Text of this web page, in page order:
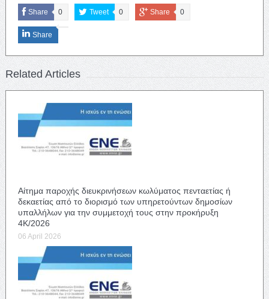
Share 0 Tweet 0 Share 0
Share
Related Articles
Αίτημα παροχής διευκρινήσεων κωλύματος πενταετίας ή
δεκαετίας από το διορισμό των υπηρετούντων δημοσίων
υπαλλήλων για την συμμετοχή τους στην προκήρυξη
4Κ/2026
06 April 2026